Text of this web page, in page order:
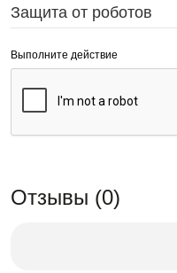
Защита от роботов
Выполните действие
Отзывы (0)